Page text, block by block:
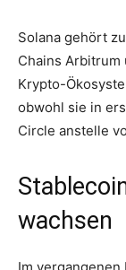
Solana gehört
Chains Arbitrum
Krypto-
obwohl sie in
Circle anstelle
wachsen
Im